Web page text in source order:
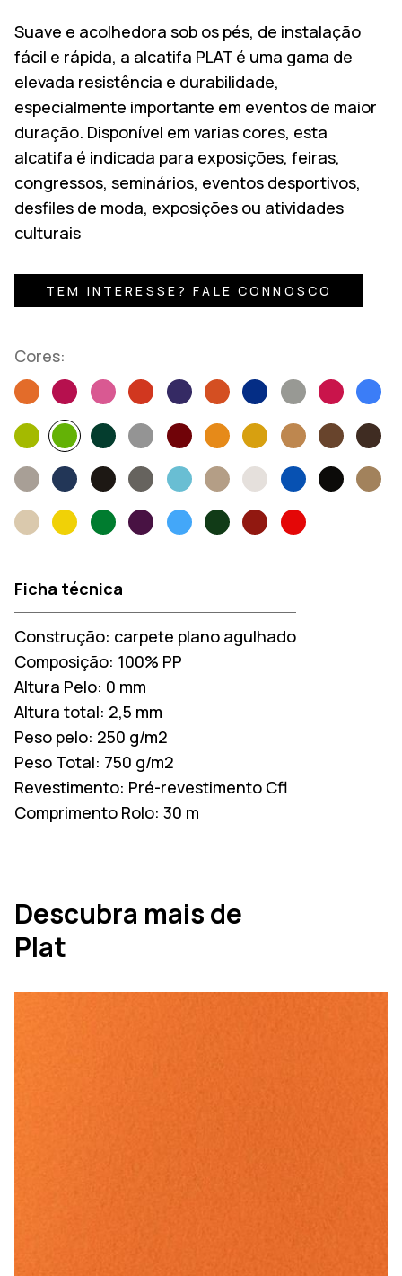
Suave e acolhedora sob os pés, de instalação
fácil e rápida, a alcatifa PLAT é uma gama de
elevada resistência e durabilidade,
especialmente importante em eventos de maior
duração. Disponível em varias cores, esta
alcatifa é indicada para exposições, feiras,
congressos, seminários, eventos desportivos,
desfiles de moda, exposições ou atividades
culturais
TEM INTERESSE? FALE CONNOSCO
Cores:
Ficha técnica
Construção: carpete plano agulhado
Composição: 100% PP
Altura Pelo: 0 mm
Altura total: 2,5 mm
Peso pelo: 250 g/m2
Peso Total: 750 g/m2
Revestimento: Pré-revestimento Cfl
Comprimento Rolo: 30 m
Descubra mais de
Plat